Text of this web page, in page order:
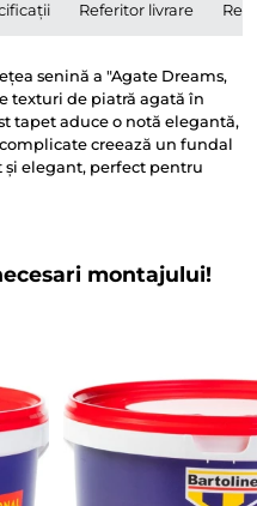
Referitor livrare
senină a "Agate Dreams,
texturi de piatră agată în
tapet aduce o notă elegantă,
creează un fundal
și elegant, perfect pentru
montajului!